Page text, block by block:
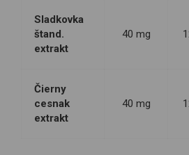
Sladkovka
štand.
extrakt
40 mg
Čierny
cesnak
extrakt
40 mg